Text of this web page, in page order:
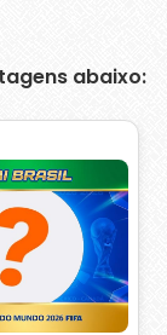
abaixo: